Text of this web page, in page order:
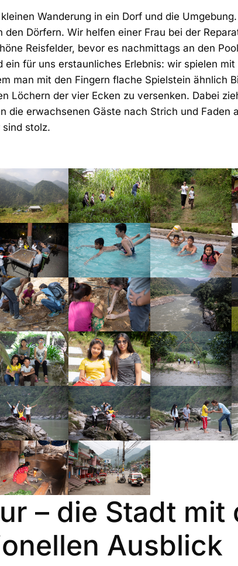
Wanderung in ein Dorf und die
den Dörfern. Wir helfen einer Frau bei der
Reisfelder, bevor es nachmittags an den
ein für uns erstaunliches Erlebnis: wir spielen
man mit den Fingern flache Spielstein ähnlich
Löchern der vier Ecken zu versenken. Dabei
die erwachsenen Gäste nach Strich und Faden
sind stolz.
– die Stadt mit
Ausblick